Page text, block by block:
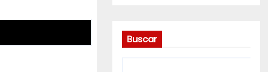
Buscar